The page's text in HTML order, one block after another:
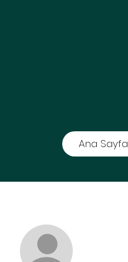
Ana Sayfa